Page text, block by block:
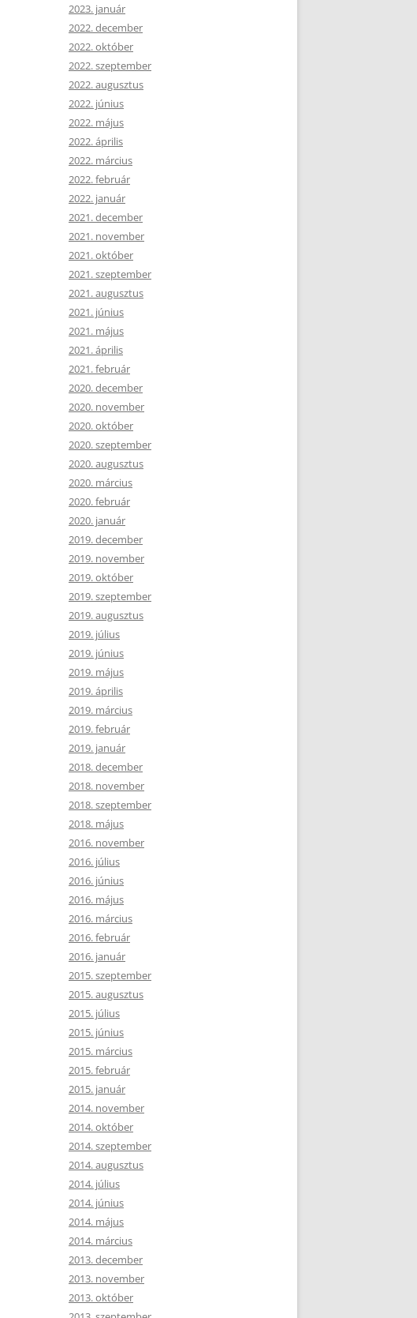
2023. január
2022. december
2022. október
2022. szeptember
2022. augusztus
2022. június
2022. május
2022. április
2022. március
2022. február
2022. január
2021. december
2021. november
2021. október
2021. szeptember
2021. augusztus
2021. június
2021. május
2021. április
2021. február
2020. december
2020. november
2020. október
2020. szeptember
2020. augusztus
2020. március
2020. február
2020. január
2019. december
2019. november
2019. október
2019. szeptember
2019. augusztus
2019. július
2019. június
2019. május
2019. április
2019. március
2019. február
2019. január
2018. december
2018. november
2018. szeptember
2018. május
2016. november
2016. július
2016. június
2016. május
2016. március
2016. február
2016. január
2015. szeptember
2015. augusztus
2015. július
2015. június
2015. március
2015. február
2015. január
2014. november
2014. október
2014. szeptember
2014. augusztus
2014. július
2014. június
2014. május
2014. március
2013. december
2013. november
2013. október